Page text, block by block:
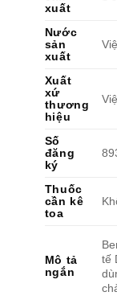
xuất
Nước
sản
xuất
Xuất
xứ
thương
hiệu
Số
đăng
ký
Thuốc
cần kê
toa
Mô tả
ngắn
tế